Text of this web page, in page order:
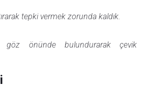
tepki vermek zorunda kaldık.
göz önünde bulundurarak çevik